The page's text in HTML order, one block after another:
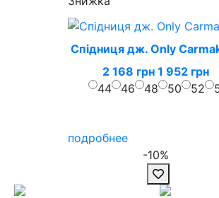
Спідниця дж. Only
2 168 грн 1 952 грн
44
46 48 50 52
подробнее
-10%